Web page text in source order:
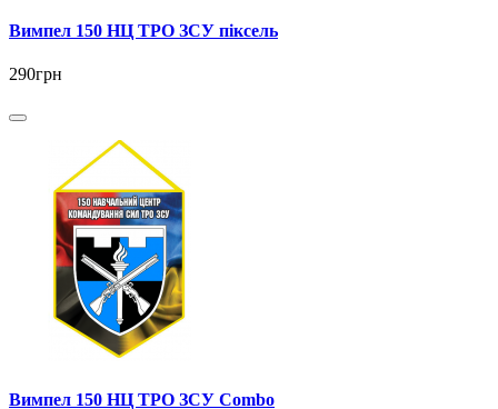
Вимпел 150 НЦ ТРО ЗСУ піксель
290грн
Вимпел 150 НЦ ТРО ЗСУ Combo